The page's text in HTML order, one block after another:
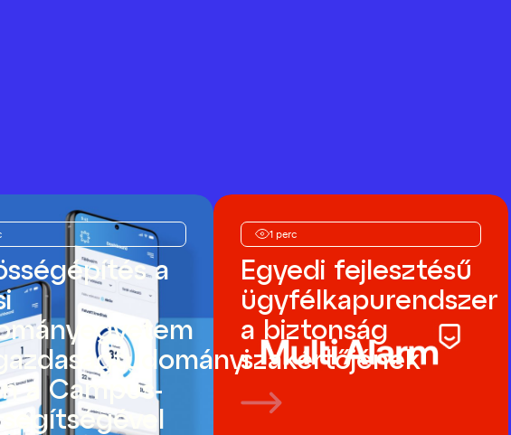
a
a Campus-
1 perc
Egyedi fejlesztésű
ügyfélkapurendszer
a biztonság
szakértőjének